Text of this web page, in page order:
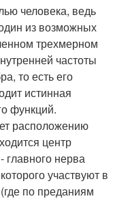
человека, ведь
из возможных
трехмерном
частоты
то есть его
истинная
функций.
расположению
центр
нерва
участвуют в
по преданиям